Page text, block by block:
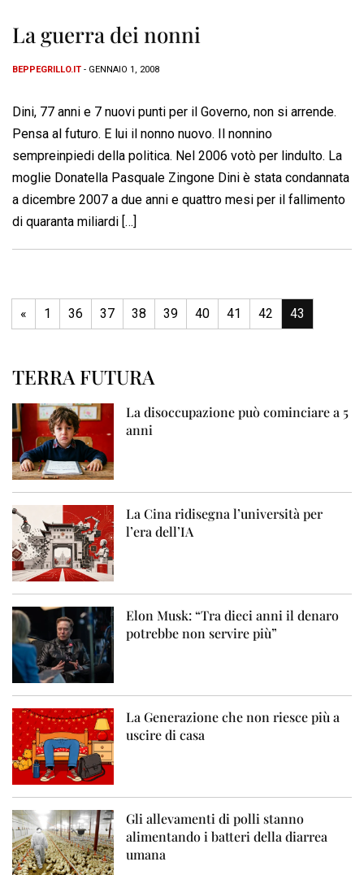
La guerra dei nonni
BEPPEGRILLO.IT - GENNAIO 1, 2008
Dini, 77 anni e 7 nuovi punti per il Governo, non si arrende.
Pensa al futuro. E lui il nonno nuovo. Il nonnino
sempreinpiedi della politica. Nel 2006 votò per lindulto. La
moglie Donatella Pasquale Zingone Dini è stata condannata
a dicembre 2007 a due anni e quattro mesi per il fallimento
di quaranta miliardi […]
« 1 36 37 38 39 40 41 42 43
TERRA FUTURA
La disoccupazione può cominciare a 5
anni
La Cina ridisegna l’università per
l’era dell’IA
Elon Musk: “Tra dieci anni il denaro
potrebbe non servire più”
La Generazione che non riesce più a
uscire di casa
Gli allevamenti di polli stanno
alimentando i batteri della diarrea
umana